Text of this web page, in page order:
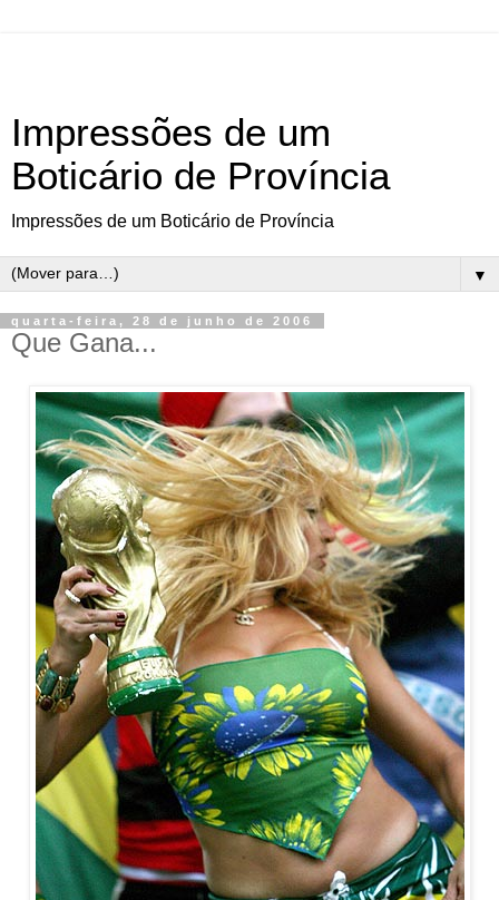
Impressões de um
Boticário de Província
Impressões de um Boticário de Província
▼
quarta-feira, 28 de junho de 2006
Que Gana...